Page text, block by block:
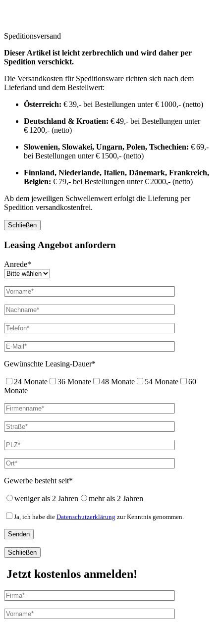
Speditionsversand
Dieser Artikel ist leicht zerbrechlich und wird daher per
Spedition verschickt.
Die Versandkosten für Speditionsware richten sich nach dem
Lieferland und dem Bestellwert:
Österreich: € 39,- bei Bestellungen unter € 1000,- (netto)
Deutschland & Kroatien: € 49,- bei Bestellungen unter
€ 1200,- (netto)
Slowenien, Slowakei, Ungarn, Polen, Tschechien: € 69,-
bei Bestellungen unter € 1500,- (netto)
Finnland, Niederlande, Italien, Dänemark, Frankreich,
Belgien: € 79,- bei Bestellungen unter € 2000,- (netto)
Ab dem jeweiligen Schwellenwert erfolgt die Lieferung per
Spedition versandkostenfrei.
Schließen
Leasing Angebot anfordern
Anrede*
Gewünschte Leasing-Dauer*
24 Monate 36 Monate 48 Monate 54 Monate
60
Monate
Gewerbe besteht seit*
weniger als 2 Jahren mehr als 2 Jahren
Ja, ich habe die Datenschutzerklärung zur Kenntnis genommen.
Schließen
Jetzt kostenlos anmelden!